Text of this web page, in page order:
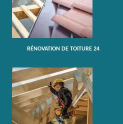
RÉNOVATION DE TOITURE 24